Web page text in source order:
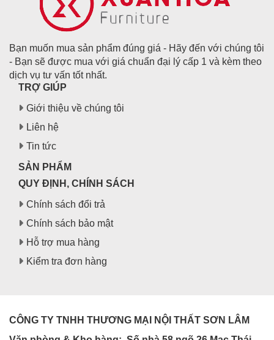
Bạn muốn mua sản phẩm đúng giá - Hãy đến với chúng tôi
- Bạn sẽ được mua với giá chuẩn đại lý cấp 1 và kèm theo
dịch vụ tư vấn tốt nhất.
TRỢ GIÚP
Giới thiệu về chúng tôi
Liên hệ
Tin tức
SẢN PHẨM
QUY ĐỊNH, CHÍNH SÁCH
Chính sách đổi trả
Chính sách bảo mật
Hỗ trợ mua hàng
Kiểm tra đơn hàng
CÔNG TY TNHH THƯƠNG MẠI NỘI THẤT SƠN LÂM